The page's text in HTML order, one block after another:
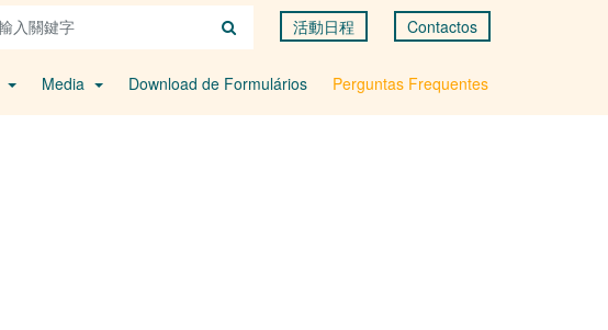
活動日程 Contactos
Media Download de Formulários Perguntas Frequentes